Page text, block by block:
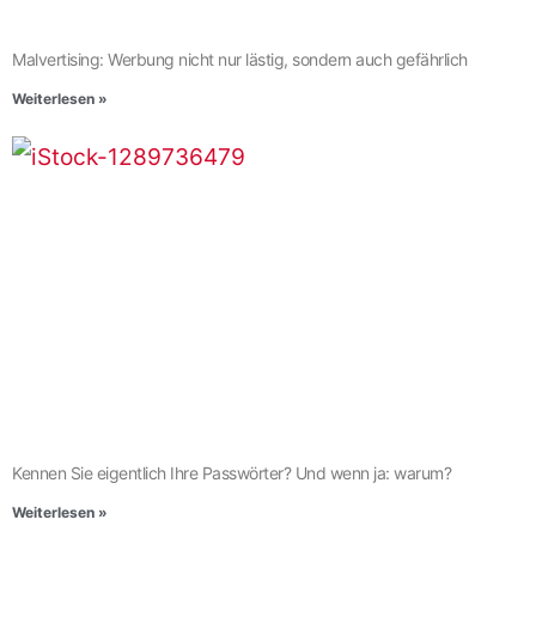
Malvertising: Werbung nicht nur lästig, sondern auch gefährlich
Weiterlesen »
Kennen Sie eigentlich Ihre Passwörter? Und wenn ja: warum?
Weiterlesen »